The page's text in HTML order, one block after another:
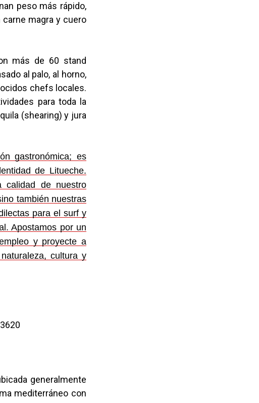
peso más rápido,
magra y cuero
más de 60 stand
al palo, al horno,
chefs locales.
para toda la
(shearing) y jura
gastronómica; es
de Litueche.
calidad de nuestro
también nuestras
para el surf y
Apostamos por un
y proyecte a
cultura y
generalmente
mediterráneo con